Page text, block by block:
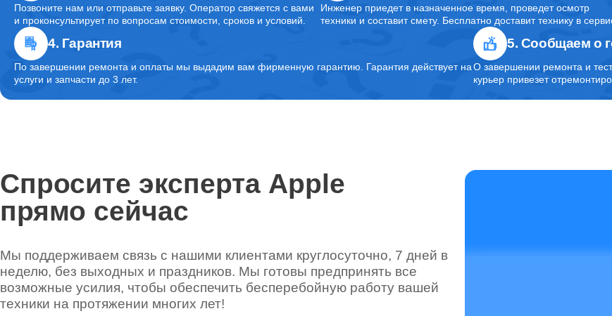
Позвоните нам или отправьте заявку. Оператор свяжется с вами
и проконсультирует по вопросам стоимости, сроков и условий.
Инженер приедет в назначенное время, проведет осмотр
техники и составит смету. Бесплатно доставит технику в
4. Гарантия
По завершении ремонта и оплаты мы выдадим вам фирменную гарантию. Гарантия действует на
услуги и запчасти до 3 лет.
5. Сообщаем о
О завершении ремонта и
курьер привезет
Спросите эксперта Apple
прямо сейчас
Мы поддерживаем связь с нашими клиентами круглосуточно, 7 дней в
неделю, без выходных и праздников. Мы готовы предпринять все
возможные усилия, чтобы обеспечить бесперебойную работу вашей
техники на протяжении многих лет!